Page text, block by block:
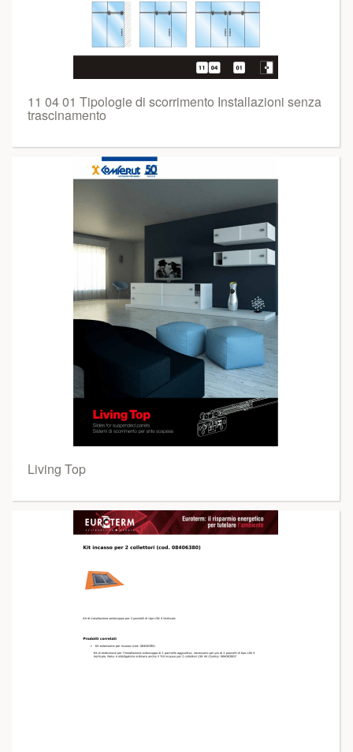
11 04 01 Tipologie di scorrimento Installazioni senza
trascinamento
Living Top